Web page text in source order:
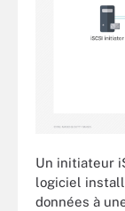
Un initiateur
logiciel
données à